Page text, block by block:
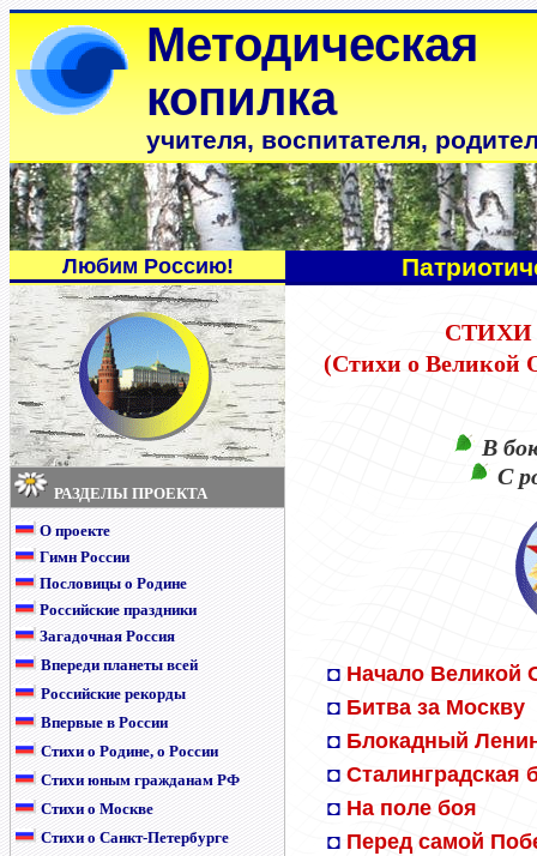
Методическая
копилка
учителя, воспитателя,
Любим Россию!
РАЗДЕЛЫ ПРОЕКТА
О проекте
Гимн России
Пословицы о Родине
Российские праздники
Загадочная Россия
Впереди планеты всей
Российские рекорды
Впервые в России
Стихи о Родине, о России
Стихи юным гражданам РФ
Стихи о Москве
Стихи о Санкт-Петербурге
(Стихи о Великой
В
С
◘ Начало Великой
◘ Битва за Москву
◘ Блокадный
◘ Сталинградская
◘ На поле боя
◘ Перед самой